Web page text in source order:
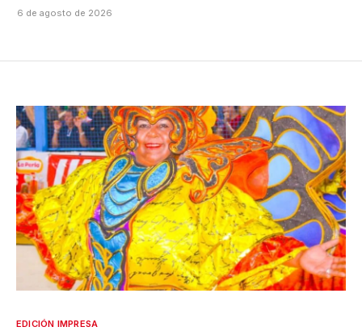
6 de agosto de 2026
EDICIÓN IMPRESA